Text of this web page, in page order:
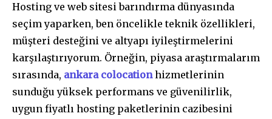
Hosting ve web sitesi barındırma dünyasında
seçim yaparken, ben öncelikle teknik özellikleri,
müşteri desteğini ve altyapı iyileştirmelerini
karşılaştırıyorum. Örneğin, piyasa araştırmalarım
sırasında, ankara colocationhizmetlerinin
sunduğu yüksek performans ve güvenilirlik,
uygun fiyatlı hosting paketlerinin cazibesini